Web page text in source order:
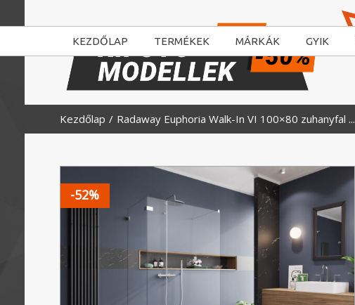
KEZDŐLAP TERMÉKEK MÁRKÁK GYIK
Kezdőlap Radaway Euphoria Walk-In VI 100×80 zuhanyfal ...
-52%